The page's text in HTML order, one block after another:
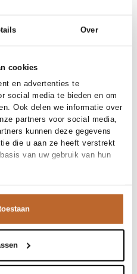
Over
cookies
en advertenties te
social media te bieden en om
Ook delen we informatie over
partners voor social media,
kunnen deze gegevens
die u aan ze heeft verstrekt
van uw gebruik van hun
gratis in huis
maat valt normaal
10Days
steel blue
00032247
verzending vanaf €99. Alle
met een track & trace-code,
je pakket vandaag nog
look
logo op de rug geeft direct